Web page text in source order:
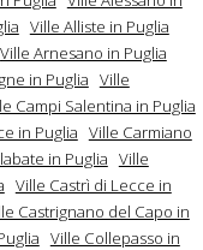
Ville Alliste in Puglia
Ville Arnesano in Puglia
in Puglia Ville
Campi Salentina in Puglia
in Puglia Ville Carmiano
in Puglia Ville
Ville Castrì di Lecce in
Castrignano del Capo in
Ville Collepasso in